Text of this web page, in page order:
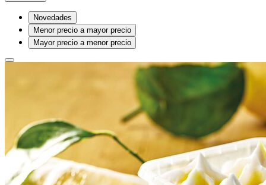
Novedades
Menor precio a mayor precio
Mayor precio a menor precio